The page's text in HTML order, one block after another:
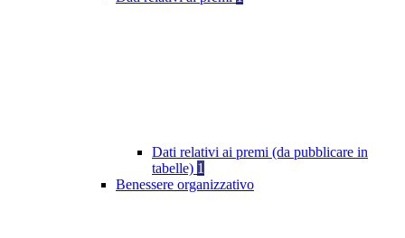
Dati relativi ai premi (da pubblicare in
tabelle) 1
Benessere organizzativo